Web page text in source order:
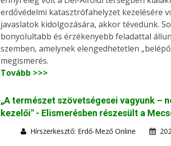
erdővédelmi katasztrófahelyzet kezelésére
javaslatok kidolgozására, akkor tévedünk.
bonyolultabb és érzékenyebb feladattal
szemben, amelynek elengedhetetlen
megismerés.
Tovább >>>
„A természet szövetségesei vagyunk –
kezelői" - Elismerésben részesült a
Hírszerkesztő: Erdő-Mező Online